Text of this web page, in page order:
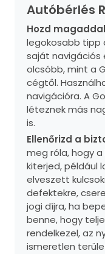
Autóbérlés
Hozd
legokosabb tipp
saját navigációs
olcsóbb, mint a
cégtől.
navigációra. A
léteznek más
is.
Ellenőrizd a
meg róla, hogy
kiterjed, például
elveszett
defektekre,
jogi díjra, ha
benne, hogy
rendelkezel, az
ismeretlen